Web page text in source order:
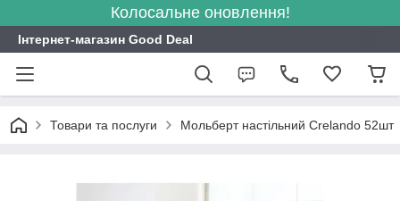
Колосальне оновлення!
Інтернет-магазин Good Deal
Товари та послуги Мольберт настільний Crelando 52шт